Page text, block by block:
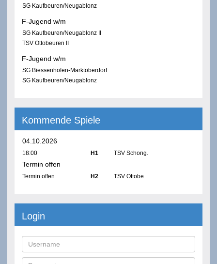
SG Kaufbeuren/Neugablonz
F-Jugend w/m
SG Kaufbeuren/Neugablonz II
TSV Ottobeuren II
F-Jugend w/m
SG Biessenhofen-Marktoberdorf
SG Kaufbeuren/Neugablonz
Kommende Spiele
04.10.2026
18:00 H1 TSV Schong.
Termin offen
Termin offen H2 TSV Ottobe.
Login